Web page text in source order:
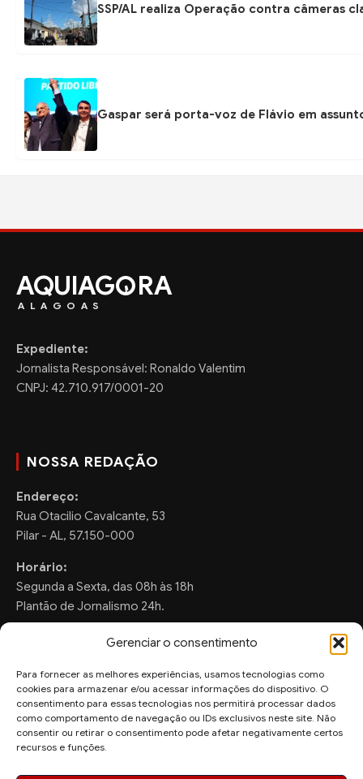
Gerenciar o consentimento
Para fornecer as melhores experiências, usamos tecnologias como
cookies para armazenar e/ou acessar informações do dispositivo. O
consentimento para essas tecnologias nos permitirá processar dados
como comportamento de navegação ou IDs exclusivos neste site. Não
consentir ou retirar o consentimento pode afetar negativamente certos
recursos e funções.
SSP/AL realiza Operação contra câmeras
Gaspar será porta-voz de Flávio em
AQUIAG RA
ALAGOAS
Expediente:
Jornalista Responsável: Ronaldo Valentim
CNPJ: 42.710.917/0001-20
NOSSA REDAÇÃO
Endereço:
Rua Otacilio Cavalcante, 53
Pilar - AL, 57.150-000
Horário:
Segunda a Sexta, das 08h às 18h
Plantão de Jornalismo 24h.
FALE CONOSCO
Sugestões de Pauta:
ronaldo.valentim150@gmail.com